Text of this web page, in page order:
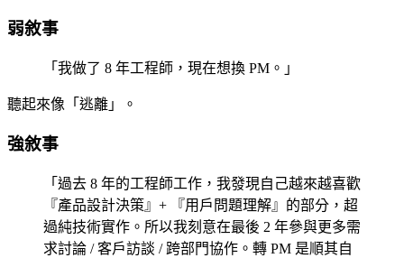
弱敘事
「我做了 8 年工程師，現在想換 PM。」
聽起來像「逃離」。
強敘事
「過去 8 年的工程師工作，我發現自己越來越喜歡
『產品設計決策』+ 『用戶問題理解』的部分，超
過純技術實作。所以我刻意在最後 2 年參與更多需
求討論 / 客戶訪談 / 跨部門協作。轉 PM 是順其自